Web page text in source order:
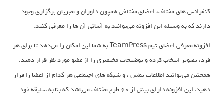
کنفرانس های مختلف، اعضای مختلفی همچون داوران و مجریان برگزاری وجود
دارند که به وسیله این افزونه می‌توانید به آسانی آن ها را معرفی کنید.
افزونه معرفی اعضای تیم TeamPress به شما این امکان را می‌دهد تا برای هر
فرد، تصویر انتخاب کرده و توضیحات مختصری را از عضو مورد نظر قرار دهید.
همچنین می‌توانید اطلاعات تماس ، و شبکه های اجتماعی هر کدام از اعضا را قرار
دهید. این افزونه دارای بیش از 60 طرح مختلف می‌باشد که بنا به سلیقه خود